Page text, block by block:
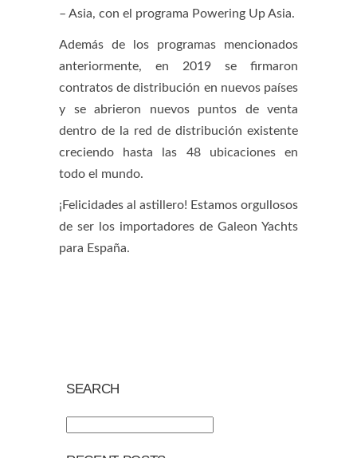
– Asia, con el programa Powering Up Asia.
Además de los programas mencionados
anteriormente, en 2019 se firmaron
contratos de distribución en nuevos países
y se abrieron nuevos puntos de venta
dentro de la red de distribución existente
creciendo hasta las 48 ubicaciones en
todo el mundo.
¡Felicidades al astillero! Estamos orgullosos
de ser los importadores de Galeon Yachts
para España.
SEARCH